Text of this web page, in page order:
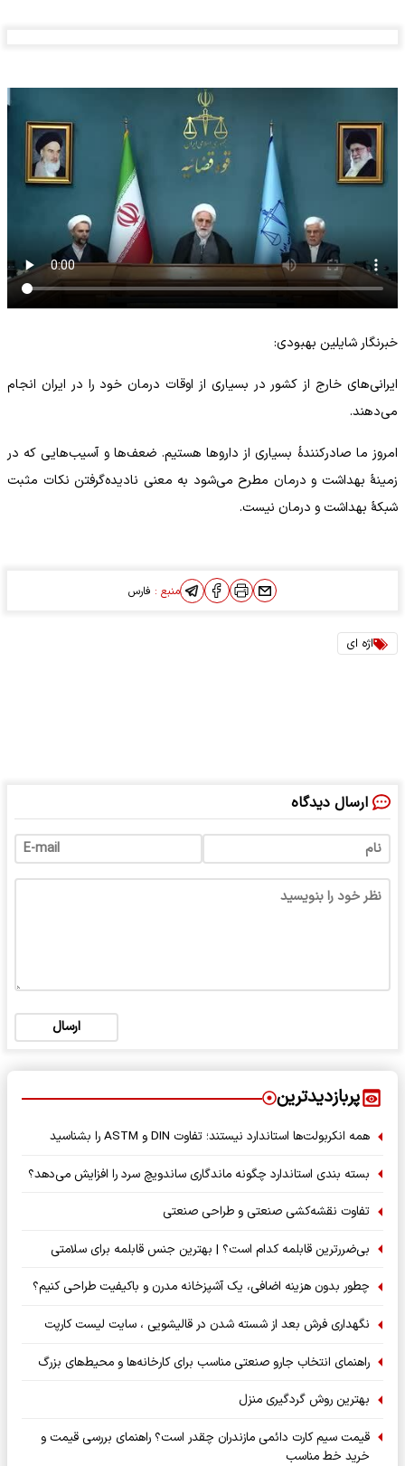
خبرنگار شایلین بهبودی:
ایرانی‌های خارج از کشور در بسیاری از اوقات درمان خود را در ایران انجام
می‌دهند.
امروز ما صادرکنندۀ بسیاری از داروها هستیم. ضعف‌ها و آسیب‌هایی که در
زمینۀ بهداشت و درمان مطرح می‌شود به معنی نادیده‌گرفتن نکات مثبت
شبکۀ بهداشت و درمان نیست.
منبع : فارس
اژه ای
ارسال دیدگاه
ارسال
پربازدیدترین
همه انکربولت‌ها استاندارد نیستند؛ تفاوت DIN و ASTM را بشناسید
بسته‌ بندی استاندارد چگونه ماندگاری ساندویچ سرد را افزایش می‌دهد؟
تفاوت نقشه‌کشی صنعتی و طراحی صنعتی
بی‌ضررترین قابلمه کدام است؟ | بهترین جنس قابلمه برای سلامتی
چطور بدون هزینه اضافی، یک آشپزخانه مدرن و باکیفیت طراحی کنیم؟
نگهداری فرش بعد از شسته شدن در قالیشویی ، سایت لیست کارپت
راهنمای انتخاب جارو صنعتی مناسب برای کارخانه‌ها و محیط‌های بزرگ
بهترین روش گردگیری منزل
قیمت سیم کارت دائمی مازندران چقدر است؟ راهنمای بررسی قیمت و
خرید خط مناسب